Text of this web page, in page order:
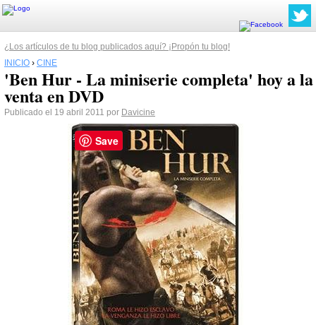
¿Los artículos de tu blog publicados aquí? ¡Propón tu blog!
INICIO › CINE
'Ben Hur - La miniserie completa' hoy a la
venta en DVD
Publicado el 19 abril 2011 por Davicine
Save